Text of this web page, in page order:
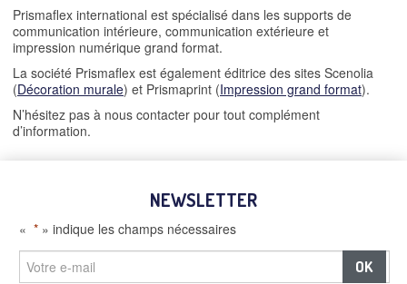
Prismaflex international est spécialisé dans les supports de
communication intérieure, communication extérieure et
impression numérique grand format.
La société Prismaflex est également éditrice des sites Scenolia
(Décoration murale) et Prismaprint (Impression grand format).
N’hésitez pas à nous contacter pour tout complément
d’information.
NEWSLETTER
« *» indique les champs nécessaires